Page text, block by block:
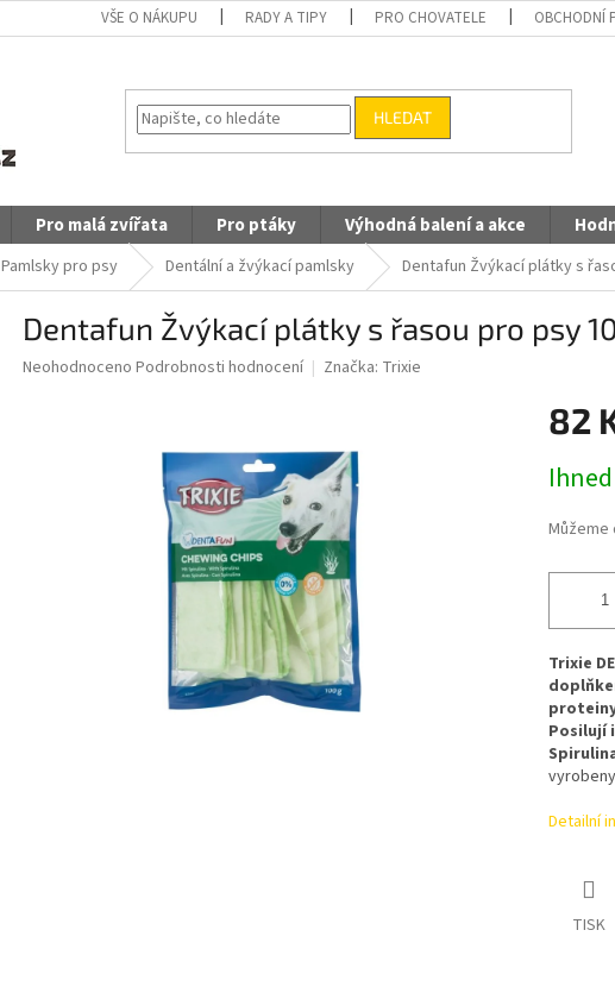
VŠE O NÁKUPU RADY A TIPY PRO CHOVATELE OBCHODNÍ
HLEDAT
Pro malá zvířata Pro ptáky Výhodná balení a akce
Pamlsky pro psy Dentální a žvýkací pamlsky Dentafun Žvýkací plátky s
Dentafun Žvýkací plátky s řasou pro psy
Průměrné
Neohodnoceno Podrobnosti hodnocení Značka: Trixie
82
cena:
Můžeme
Trixie
Posilují
Detailní
TISK